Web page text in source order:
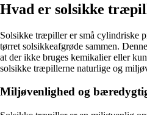
Hvad er solsikke
Solsikke træpiller er små cylindriske
tørret solsikkeafgrøde sammen.
at der ikke bruges kemikalier eller
solsikke træpillerne naturlige og
Miljøvenlighed og